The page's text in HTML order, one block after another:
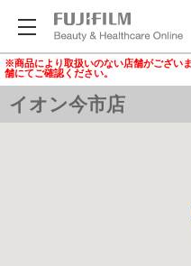
※商品により取扱いのない店舗がござい
舗にてご確認ください。
イオン今市店